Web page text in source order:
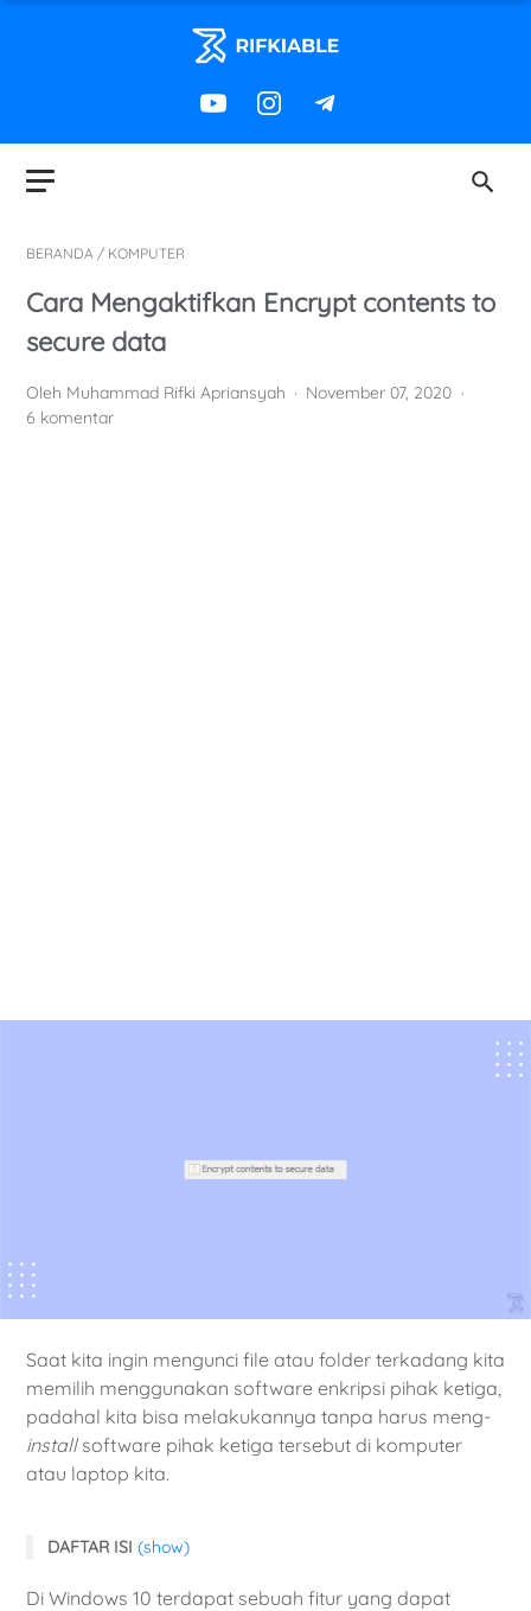
BERANDA / KOMPUTER
Cara Mengaktifkan Encrypt contents to
secure data
Oleh Muhammad Rifki Apriansyah
November 07, 2020
6 komentar
Saat kita ingin mengunci file atau folder terkadang kita
memilih menggunakan software enkripsi pihak ketiga,
padahal kita bisa melakukannya tanpa harus meng-
installsoftware pihak ketiga tersebut di komputer
atau laptop kita.
DAFTAR ISI (show)
Di Windows 10 terdapat sebuah fitur yang dapat